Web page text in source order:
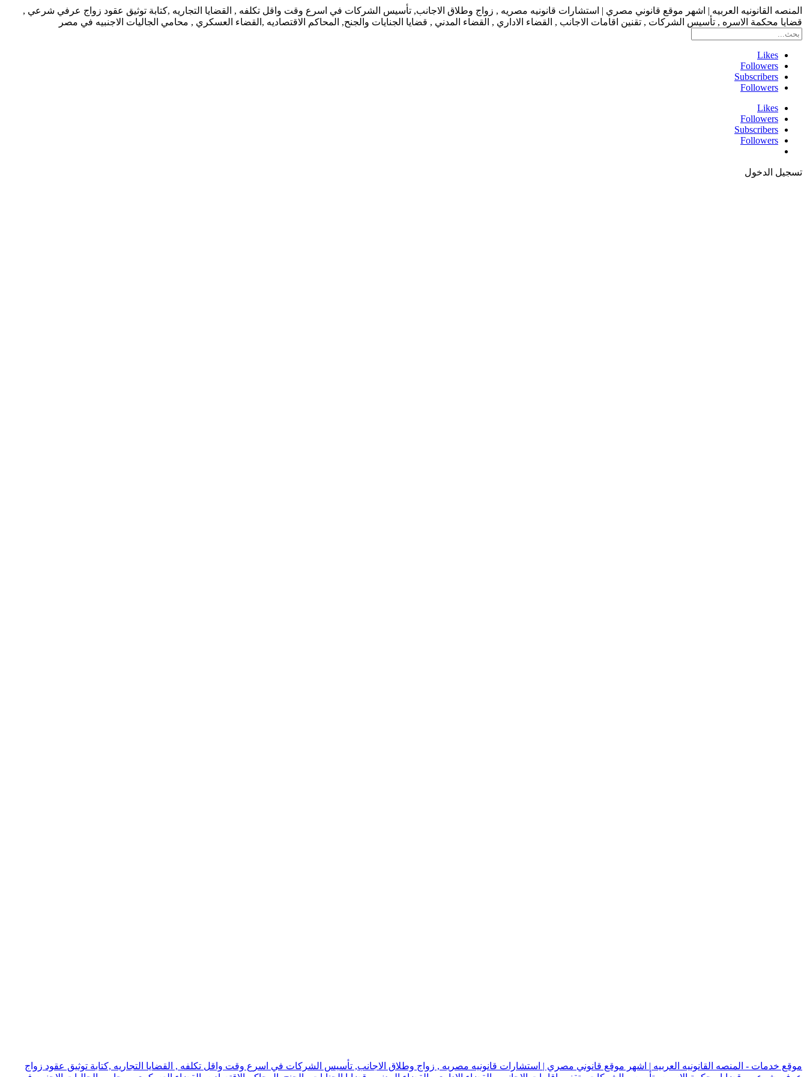
المنصه القانونيه العربيه | اشهر موقع قانوني مصري | استشارات قانونيه مصريه , زواج وطلاق الاجانب, تأسيس الشركات في اسرع وقت واقل تكلفه , القضايا التجاريه ,كتابة توثيق عقود زواج عرفي شرعي ,
قضايا محكمة الاسره , تأسيس الشركات , تقنين اقامات الاجانب , القضاء الاداري , القضاء المدني , قضايا الجنايات والجنح, المحاكم الاقتصاديه ,القضاء العسكري , محامي الجاليات الاجنبيه في مصر
Likes
Followers
Subscribers
Followers
Likes
Followers
Subscribers
Followers
تسجيل الدخول
موقع خدمات - المنصه القانونيه العربيه | اشهر موقع قانوني مصري | استشارات قانونيه مصريه , زواج وطلاق الاجانب, تأسيس الشركات في اسرع وقت واقل تكلفه , القضايا التجاريه ,كتابة توثيق عقود زواج